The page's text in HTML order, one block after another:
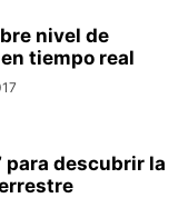
nivel de
tiempo real
para descubrir la